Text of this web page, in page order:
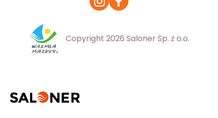
Copyright 2026 Saloner Sp. z o.o.